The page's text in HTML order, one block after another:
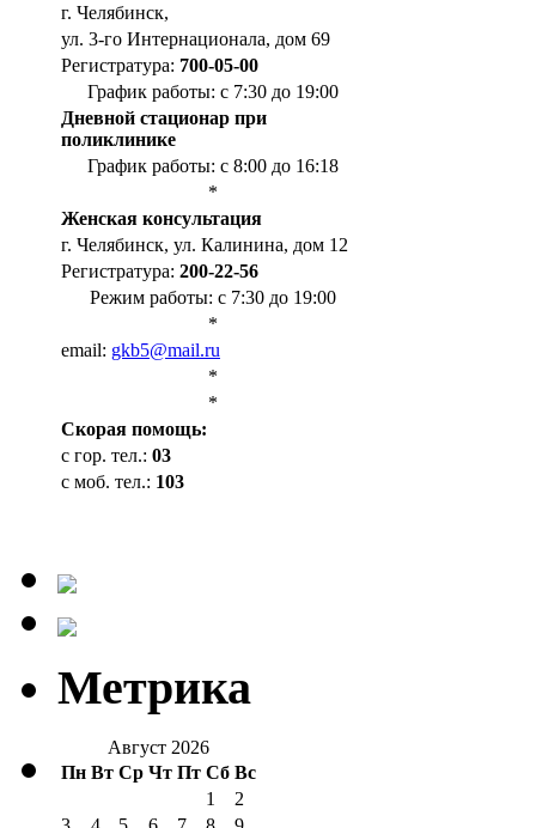
г. Челябинск,
ул. 3-го Интернационала, дом 69
Регистратура: 700-05-00
График работы: с 7:30 до 19:00
Дневной стационар при
поликлинике
График работы: с 8:00 до 16:18
*
Женская консультация
г. Челябинск, ул. Калинина, дом 12
Регистратура: 200-22-56
Режим работы: с 7:30 до 19:00
*
email: gkb5@mail.ru
*
*
Cкорая помощь:
с гор. тел.: 03
с моб. тел.: 103
Метрика
Август 2026
Пн Вт Ср Чт Пт Сб Вс
1
2